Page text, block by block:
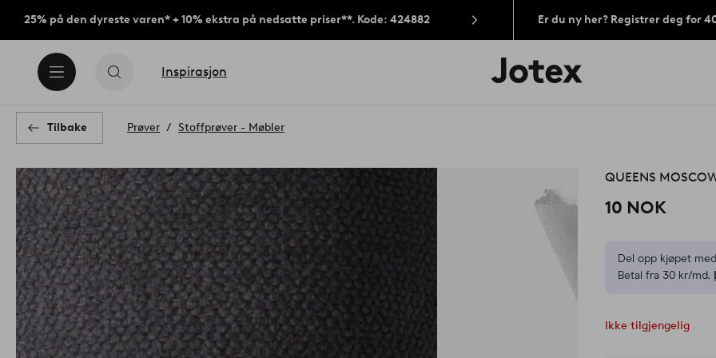
25% på den dyreste varen* + 10% ekstra på nedsatte priser**. Kode: 424882 Er du ny her? Registrer deg for
Inspirasjon
Jotex’
logo
Tilbake Prøver Stoffprøver - Møbler
QUEENS
10 NOK
Del opp kjøpet
Betal fra 30 kr/md.
Ikke tilgjengelig